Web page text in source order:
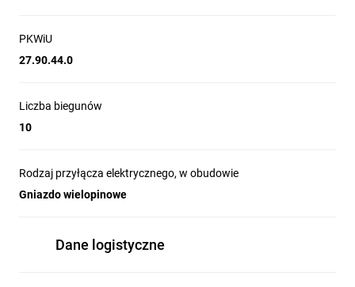
PKWiU
27.90.44.0
Liczba biegunów
10
Rodzaj przyłącza elektrycznego, w obudowie
Gniazdo wielopinowe
Dane logistyczne